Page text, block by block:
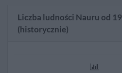
Liczba ludności Nauru od
(historycznie)